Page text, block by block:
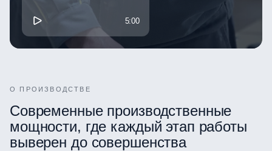
5:00
О ПРОИЗВОДСТВЕ
Современные производственные
мощности, где каждый этап работы
выверен до совершенства